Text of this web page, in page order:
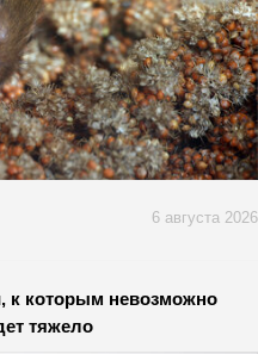
6 августа 2026
к которым невозможно
тяжело